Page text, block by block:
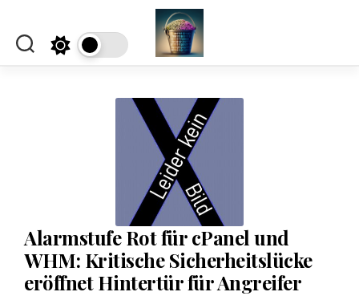
content
Alarmstufe Rot für cPanel und
WHM: Kritische Sicherheitslücke
eröffnet Hintertür für Angreifer